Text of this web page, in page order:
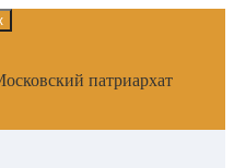
патриархат